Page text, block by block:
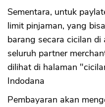
Sementara, untuk
limit pinjaman, yang
barang secara cicilan
seluruh partner
dilihat di halaman
Indodana
Pembayaran akan